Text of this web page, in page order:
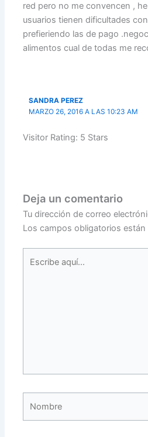
red pero no me convencen ,
usuarios tienen dificultades
prefieriendo las de pago
alimentos cual de todas me
SANDRA PEREZ
MARZO 26, 2016 A LAS 10:23 AM
Visitor Rating: 5 Stars
Deja un comentario
Tu dirección de correo
Los campos obligatorios
aquí...